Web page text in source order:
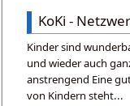
KoKi -
Kinder sind
und wieder auch
anstrengend Eine
von Kindern steht...